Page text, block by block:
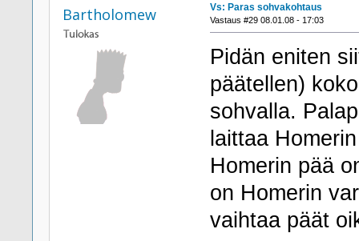
Bartholomew Vs: Paras sohvakohtaus
Vastaus #29 08.01.08 - 17:03
Pidän eniten
päätellen)
sohvalla.
laittaa
Homerin pää
on Homerin
vaihtaa päät